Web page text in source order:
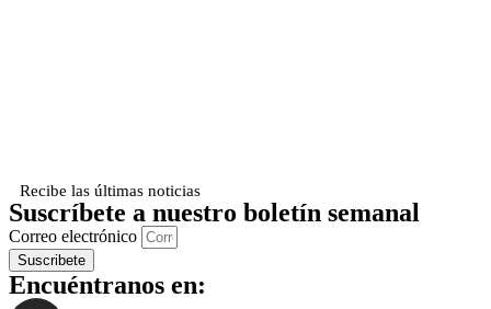
Recibe las últimas noticias
Suscríbete a nuestro boletín semanal
Correo electrónico
Suscribete
Encuéntranos en: